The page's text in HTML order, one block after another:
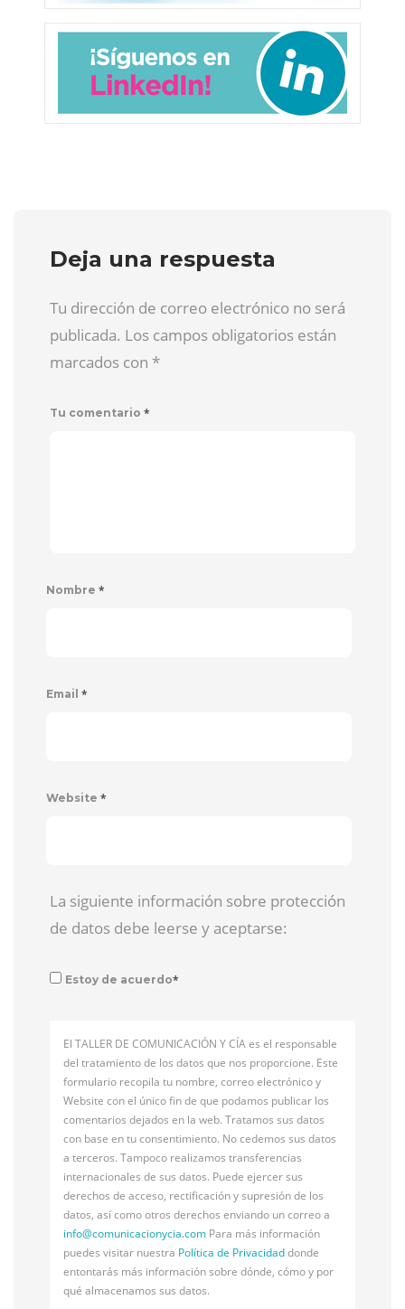
Deja una respuesta
Tu dirección de correo electrónico no será
publicada. Los campos obligatorios están
marcados con *
Tu comentario *
Nombre *
Email *
Website *
La siguiente información sobre protección
de datos debe leerse y aceptarse:
Estoy de acuerdo*
El TALLER DE COMUNICACIÓN Y CÍA es el responsable
del tratamiento de los datos que nos proporcione. Este
formulario recopila tu nombre, correo electrónico y
Website con el único fin de que podamos publicar los
comentarios dejados en la web. Tratamos sus datos
con base en tu consentimiento. No cedemos sus datos
a terceros. Tampoco realizamos transferencias
internacionales de sus datos. Puede ejercer sus
derechos de acceso, rectificación y supresión de los
datos, así como otros derechos enviando un correo a
info@comunicacionycia.com Para más información
puedes visitar nuestra Política de Privacidaddonde
entontarás más información sobre dónde, cómo y por
qué almacenamos sus datos.